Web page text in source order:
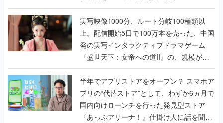
『TATSUJIN EXTREME』で初タッグを組
んだレジェンド2人に訊く開発秘話
実写映像1000分、ルート分岐100種類以
上。配信開始5日で100万本を売った、中国
発の実写インタラクティブドラマゲーム
『盛世天下：女帝への道II』の、規模が違
うこだわりをプロデューサーに聞いた
半年でアプリストアをオープン？ スマホア
プリの“代替ストア”として、わずか6ヵ月で
国内向けローンチを行った発見型ストア
『あっぷアリーナ！』仕掛け人に話を聞い